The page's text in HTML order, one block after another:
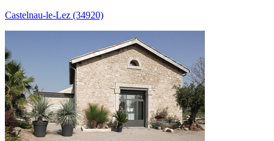
Castelnau-le-Lez (34920)